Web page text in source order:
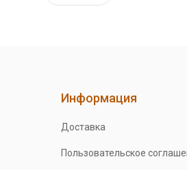
Информация
Доставка
Пользовательское